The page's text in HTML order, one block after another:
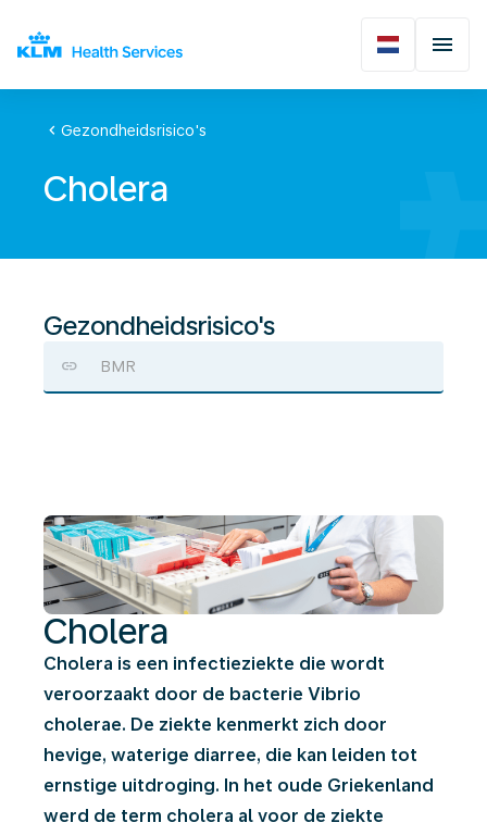
chevron_left Gezondheidsrisico's
Cholera
Gezondheidsrisico's
BMR
Cholera
Cholera
Cholera is een infectieziekte die wordt
veroorzaakt door de bacterie Vibrio
cholerae. De ziekte kenmerkt zich door
hevige, waterige diarree, die kan leiden tot
ernstige uitdroging. In het oude Griekenland
werd de term cholera al voor de ziekte